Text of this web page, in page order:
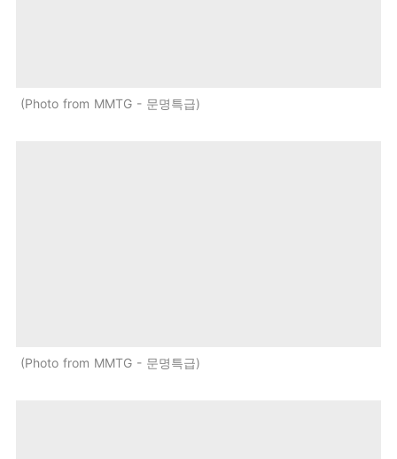
Photo from MMTG - 문명특급
Photo from MMTG - 문명특급